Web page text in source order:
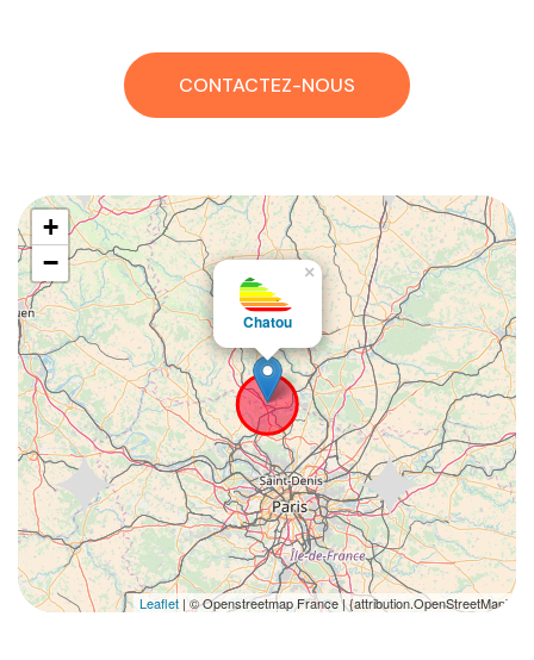
CONTACTEZ-NOUS
Chatou
×
+
−
Leaflet | © Openstreetmap France | {attribution.OpenStreetMap}